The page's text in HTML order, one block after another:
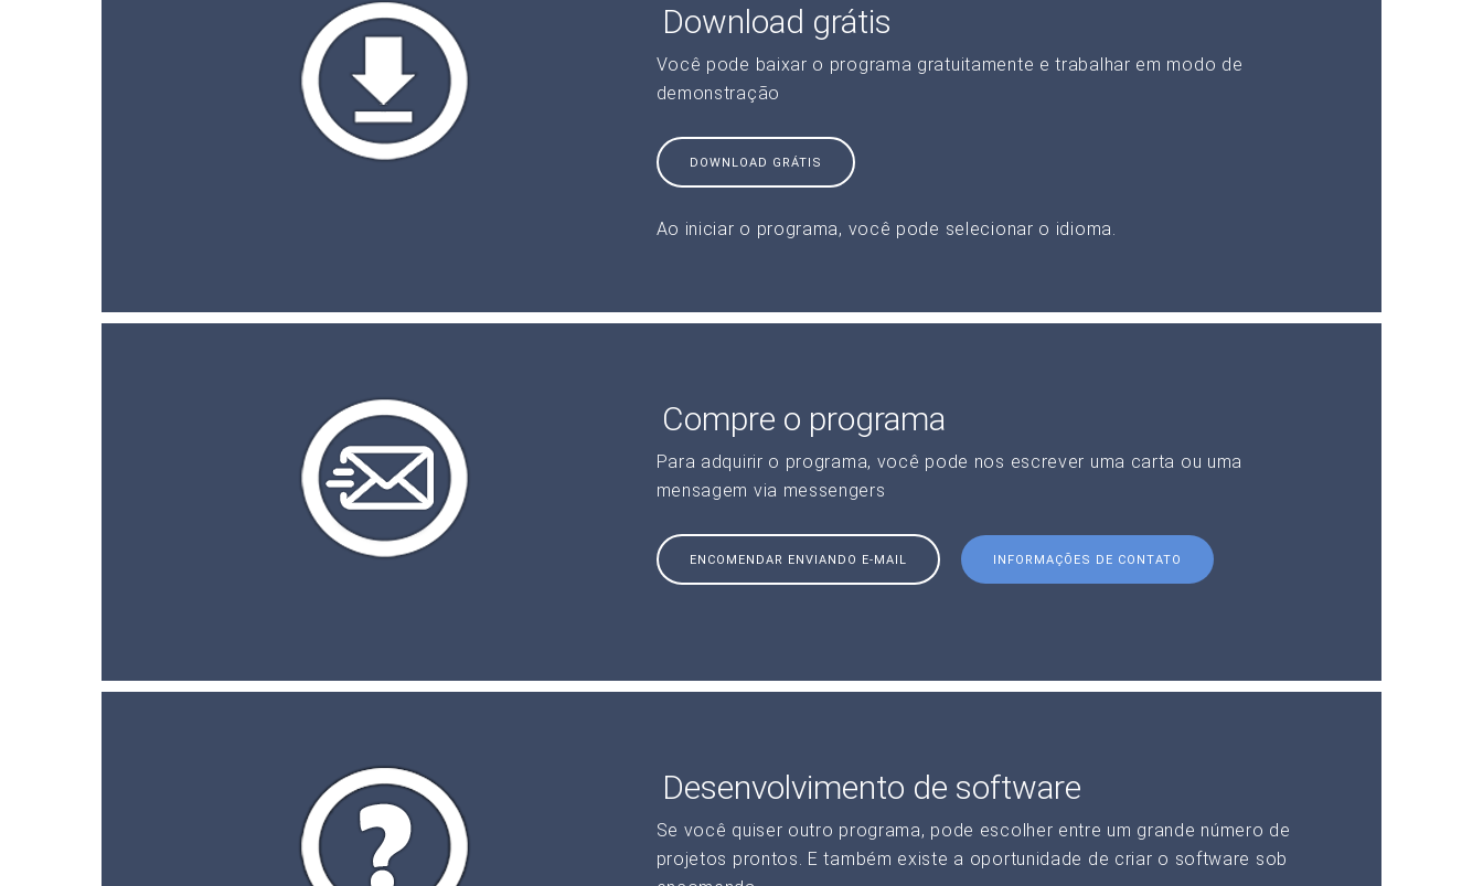
Download grátis
Você pode baixar o programa gratuitamente e trabalhar em modo de
demonstração
DOWNLOAD GRÁTIS
Ao iniciar o programa, você pode selecionar o idioma.
Compre o programa
Para adquirir o programa, você pode nos escrever uma carta ou uma
mensagem via messengers
ENCOMENDAR ENVIANDO E-MAIL INFORMAÇÕES DE CONTATO
Desenvolvimento de software
Se você quiser outro programa, pode escolher entre um grande número de
projetos prontos. E também existe a oportunidade de criar o software sob